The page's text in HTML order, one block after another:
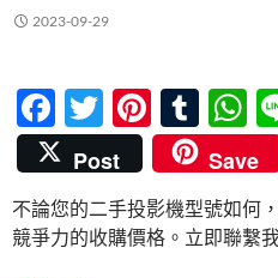
2023-09-29
F
ac
e
b
o
T
w
itt
er
Pi
nt
er
es
t
T
u
m
bl
r
h
s
A
Post
Save
不論您的二手投影機型號如何
競爭力的收購價格。立即聯繫